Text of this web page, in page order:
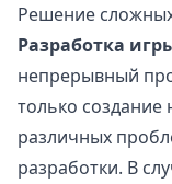
Решение
Разработка
непрерывный
только создание
различных
разработки. В